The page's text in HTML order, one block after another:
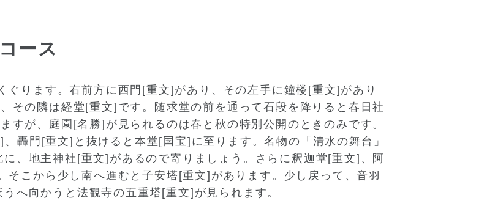
ース
ります。右前方に西門[重文]があり、その左手に鐘楼[重文]があり
その隣は経堂[重文]です。随求堂の前を通って石段を降りると春日社
すが、庭園[名勝]が見られるのは春と秋の特別公開のときのみです。
轟門[重文]と抜けると本堂[国宝]に至ります。名物の「清水の舞台」
、地主神社[重文]があるので寄りましょう。さらに釈迦堂[重文]、阿
こから少し南へ進むと子安塔[重文]があります。少し戻って、音羽
へ向かうと法観寺の五重塔[重文]が見られます。